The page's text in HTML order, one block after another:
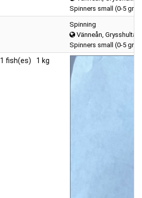
Spinners small (0-5 gr)
Spinning
Vänneån,
Spinners small (0-5 gr)
1 fish(es) 1 kg